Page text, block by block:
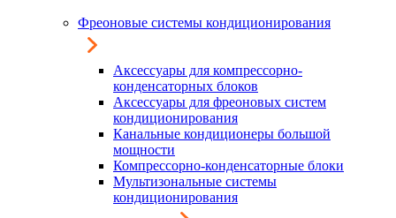
Фреоновые системы кондиционирования
Аксессуары для компрессорно-
конденсаторных блоков
Аксессуары для фреоновых систем
кондиционирования
Канальные кондиционеры большой
мощности
Компрессорно-конденсаторные блоки
Мультизональные системы
кондиционирования